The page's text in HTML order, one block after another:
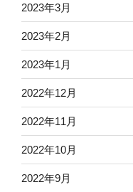
2023年3月
2023年2月
2023年1月
2022年12月
2022年11月
2022年10月
2022年9月